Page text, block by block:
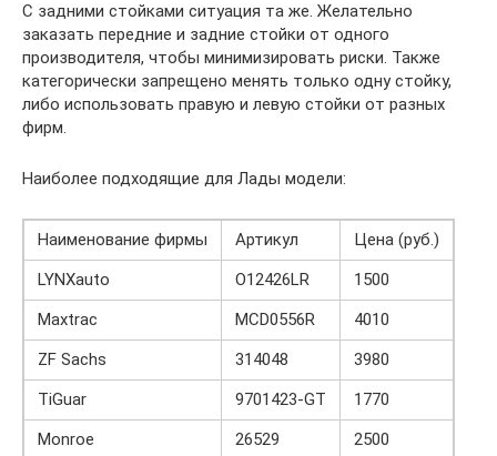
С задними стойками ситуация та же. Желательно
заказать передние и задние стойки от одного
производителя, чтобы минимизировать риски. Также
категорически запрещено менять только одну стойку,
либо использовать правую и левую стойки от разных
фирм.
Наиболее подходящие для Лады модели:
Наименование фирмы Артикул
Цена (руб.)
LYNXauto
O12426LR
1500
Maxtrac
MCD0556R
4010
ZF Sachs
314048
3980
TiGuar
9701423-GT
1770
Monroe
26529 2500